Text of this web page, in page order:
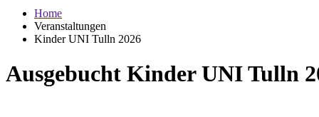
Home
Veranstaltungen
Kinder UNI Tulln 2026
Aus­gebucht Kinder UNI Tulln